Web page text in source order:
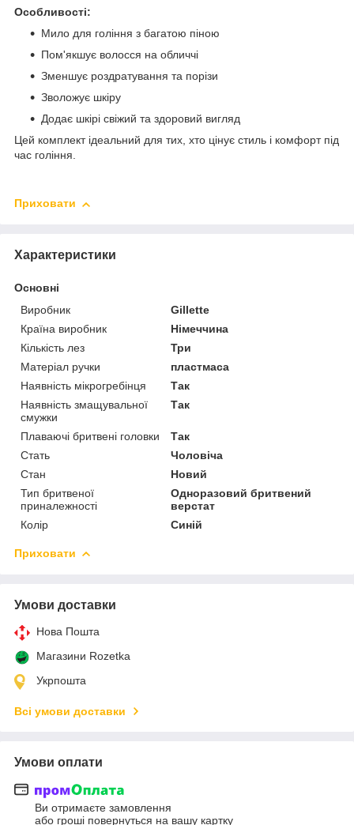
Особливості:
Мило для гоління з багатою піною
Пом'якшує волосся на обличчі
Зменшує роздратування та порізи
Зволожує шкіру
Додає шкірі свіжий та здоровий вигляд
Цей комплект ідеальний для тих, хто цінує стиль і комфорт під
час гоління.
Приховати
Характеристики
Основні
Виробник
Gillette
Країна виробник
Німеччина
Кількість лез
Три
Матеріал ручки
пластмаса
Наявність мікрогребінця
Так
Наявність змащувальної
смужки
Так
Плаваючі бритвені головки
Так
Стать
Чоловіча
Стан
Новий
Тип бритвеної
приналежності
Одноразовий бритвений
верстат
Колір
Синій
Приховати
Умови доставки
Нова Пошта
Магазини Rozetka
Укрпошта
Всі умови доставки
Умови оплати
Ви отримаєте замовлення
або гроші повернуться на вашу картку